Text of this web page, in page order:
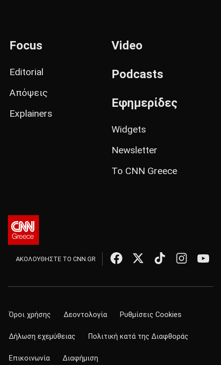
Focus
Editorial
Απόψεις
Explainers
Video
Podcasts
Εφημερίδες
Widgets
Newsletter
Το CNN Greece
ΑΚΟΛΟΥΘΗΣΤΕ ΤΟ CNN.GR
Όροι χρήσης Δεοντολογία Ρυθμίσεις Cookies
Δήλωση εχεμύθειας Πολιτική κατά της Διαφθοράς
Επικοινωνία Διαφήμιση